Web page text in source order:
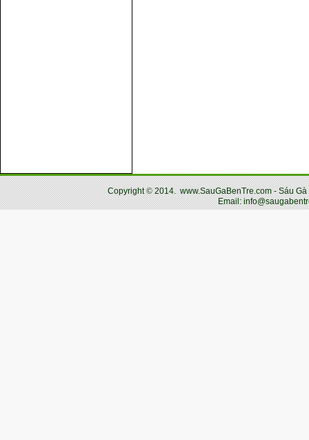
Copyright© 2014. www.SauGaBenTre.com - Sáu
Email: